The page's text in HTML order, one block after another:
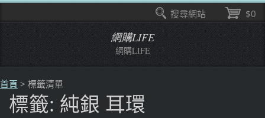
網購LIFE
網購LIFE
首頁 > 標籤清單
標籤: 純銀 耳環
$0
搜尋網站